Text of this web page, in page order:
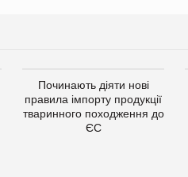
Починають діяти нові
правила імпорту продукції
тваринного походження до
ЄС